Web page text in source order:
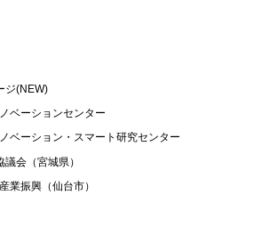
ジ(NEW)
ベーションセンター
ベーション・スマート研究センター
会（宮城県）
業振興（仙台市）